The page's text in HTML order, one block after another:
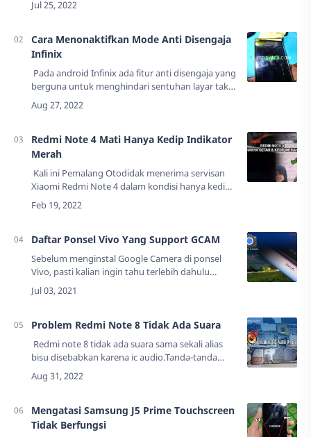
Sekarang handphone sudah nyala normal
Cara Menonaktifkan Mode Anti Disengaja
Infinix
Pada android Infinix ada fitur anti disengaja yang
berguna untuk menghindari sentuhan layar tak
disengaja ketika ponsel berada di dalam saku,
sehingga jika fitur ini aktif ma…
Redmi Note 4 Mati Hanya Kedip Indikator
Merah
Kali ini Pemalang Otodidak menerima servisan
Xiaomi Redmi Note 4 dalam kondisi hanya kedip
indikator merah, dan ponsel hanya getar
saja.Pengguna mengatakan kalau dihubungkan
Daftar Ponsel Vivo Yang Support GCAM
Sebelum menginstal Google Camera di ponsel
Vivo, pasti kalian ingin tahu terlebih dahulu
apakah ponsel Vivo milik kalian didukung atau
tidak. Sebab tidak semua ponsel Vivo itu supp…
Problem Redmi Note 8 Tidak Ada Suara
Redmi note 8 tidak ada suara sama sekali alias
bisu disebabkan karena ic audio.Tanda-tanda
yang dialami jika kerusakan pada ic audio adalah
ponsel tidak akan bisa mengeluarka…
Mengatasi Samsung J5 Prime Touchscreen
Tidak Berfungsi